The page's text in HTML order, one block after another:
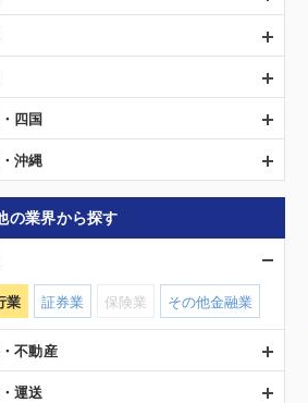
四国
沖縄
の業界から探す
業 証券業 保険業 その他金融業
不動産
運送